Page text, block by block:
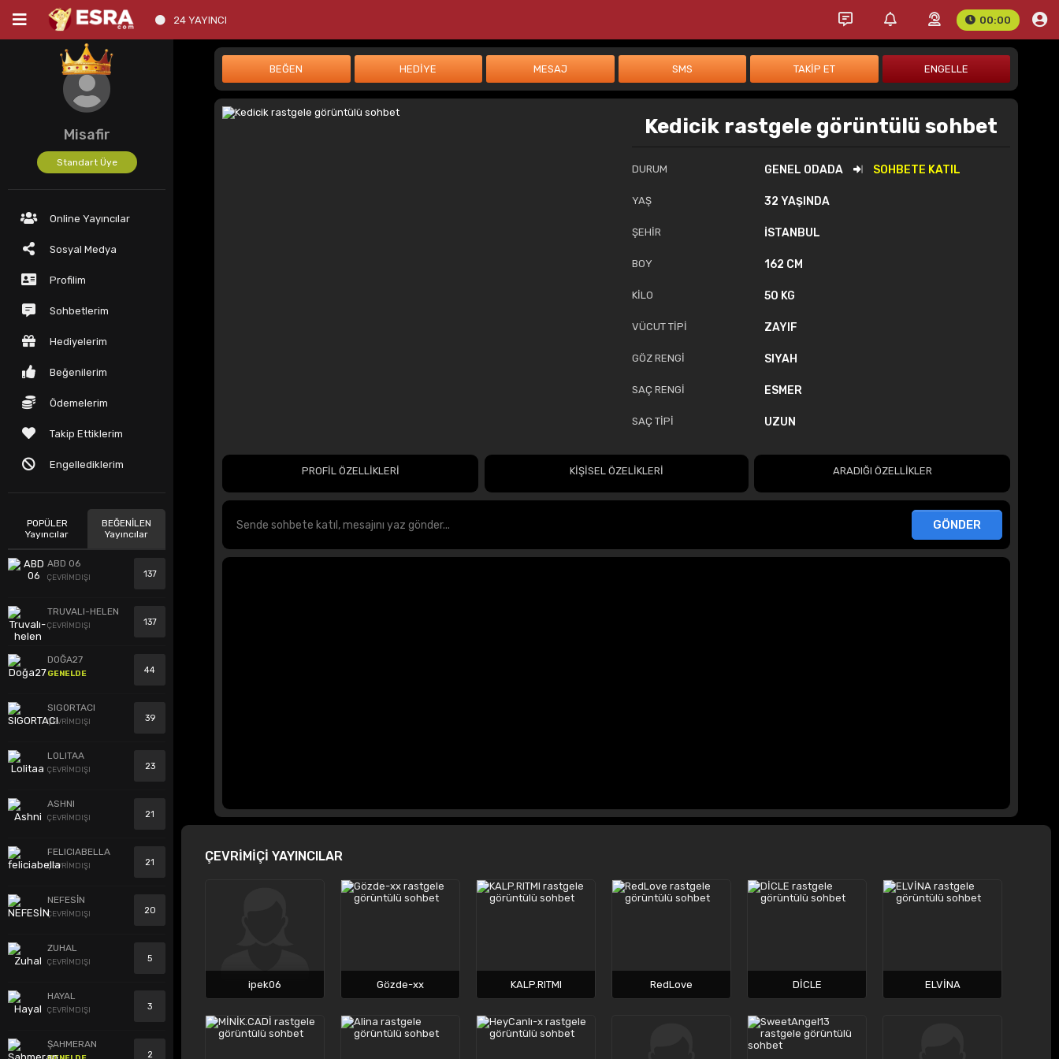
24 YAYINCI 00:00
Misafir
Standart Üye
Online Yayıncılar
Sosyal Medya
Profilim
Sohbetlerim
Hediyelerim
Beğenilerim
Ödemelerim
Takip Ettiklerim
Engellediklerim
POPÜLER
Yayıncılar
BEĞENİLEN
Yayıncılar
ABD 06
ÇEVRİMDIŞI 137
TRUVALI-HELEN
ÇEVRİMDIŞI 137
DOĞA27
GENELDE 44
SIGORTACI
ÇEVRİMDIŞI 39
LOLITAA
ÇEVRİMDIŞI 23
ASHNI
ÇEVRİMDIŞI 21
FELICIABELLA
ÇEVRİMDIŞI 21
NEFESİN
ÇEVRİMDIŞI 20
ZUHAL
ÇEVRİMDIŞI 5
HAYAL
ÇEVRİMDIŞI 3
ŞAHMERAN
2
Kedicik rastgele görüntülü sohbet
DURUM GENEL ODADA SOHBETE KATIL
YAŞ 32 YAŞINDA
ŞEHİR İSTANBUL
BOY 162 CM
KİLO 50 KG
VÜCUT TİPİ ZAYIF
GÖZ RENGİ SIYAH
SAÇ RENGİ ESMER
SAÇ TİPİ UZUN
PROFİL ÖZELLİKLERİ KİŞİSEL ÖZELİKLERİ ARADIĞI ÖZELLİKLER
ÇEVRİMİÇİ YAYINCILAR
ipek06 Gözde-xx KALP.RITMI RedLove DİCLE ELVİNA